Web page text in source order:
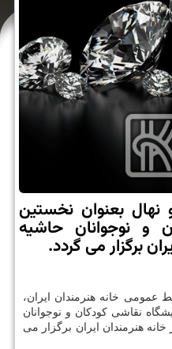
نهال بعنوان نخستین
و نوجوانان حاشیه
برگزار می گردد.
عمومی خانه هنرمندان ایران،
نقاشی كودكان و نوجوانان
اردیبهشت در خانه هنرمندان ایران برگزار می